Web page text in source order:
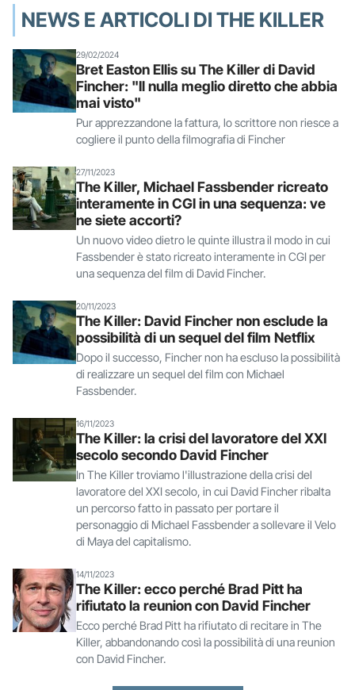
NEWS E ARTICOLI DI THE KILLER
29/02/2024
Bret Easton Ellis su The Killer di David
Fincher: "Il nulla meglio diretto che abbia
mai visto"
Pur apprezzandone la fattura, lo scrittore non riesce a
cogliere il punto della filmografia di Fincher
27/11/2023
The Killer, Michael Fassbender ricreato
interamente in CGI in una sequenza: ve
ne siete accorti?
Un nuovo video dietro le quinte illustra il modo in cui
Fassbender è stato ricreato interamente in CGI per
una sequenza del film di David Fincher.
20/11/2023
The Killer: David Fincher non esclude la
possibilità di un sequel del film Netflix
Dopo il successo, Fincher non ha escluso la possibilità
di realizzare un sequel del film con Michael
Fassbender.
16/11/2023
The Killer: la crisi del lavoratore del XXI
secolo secondo David Fincher
In The Killer troviamo l'illustrazione della crisi del
lavoratore del XXI secolo, in cui David Fincher ribalta
un percorso fatto in passato per portare il
personaggio di Michael Fassbender a sollevare il Velo
di Maya del capitalismo.
14/11/2023
The Killer: ecco perché Brad Pitt ha
rifiutato la reunion con David Fincher
Ecco perché Brad Pitt ha rifiutato di recitare in The
Killer, abbandonando così la possibilità di una reunion
con David Fincher.